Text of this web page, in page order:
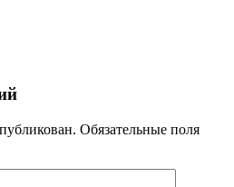
Обязательные поля